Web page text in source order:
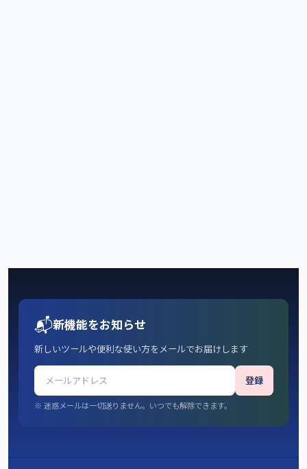
📬新機能をお知らせ
新しいツールや便利な使い方をメールでお届けします
登録
※ 迷惑メールは一切送りません。いつでも解除できます。